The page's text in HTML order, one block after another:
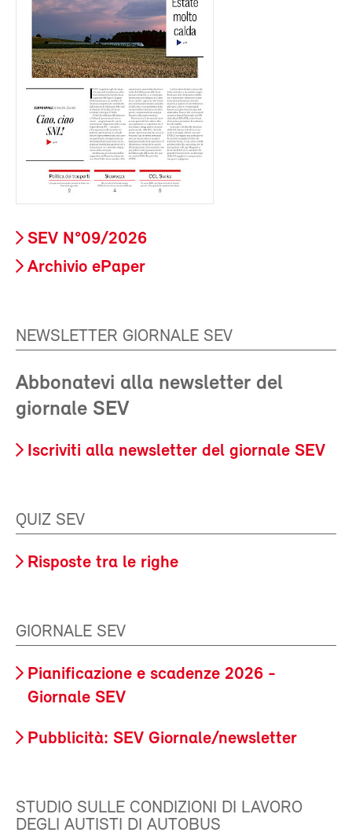
SEV N°09/2026
Archivio ePaper
NEWSLETTER GIORNALE SEV
Abbonatevi alla newsletter del
giornale SEV
Iscriviti alla newsletter del giornale SEV
QUIZ SEV
Risposte tra le righe
GIORNALE SEV
Pianificazione e scadenze 2026 -
Giornale SEV
Pubblicità: SEV Giornale/newsletter
STUDIO SULLE CONDIZIONI DI LAVORO
DEGLI AUTISTI DI AUTOBUS